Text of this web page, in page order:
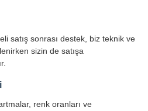
satış sonrası destek, biz teknik ve
sizin de satışa
renk oranları ve